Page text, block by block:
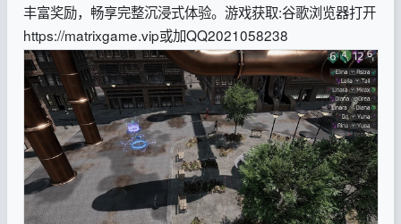
丰富奖励，畅享完整沉浸式体验。 游戏获取:谷歌浏览器打开
https://matrixgame.vip或加QQ2021058238